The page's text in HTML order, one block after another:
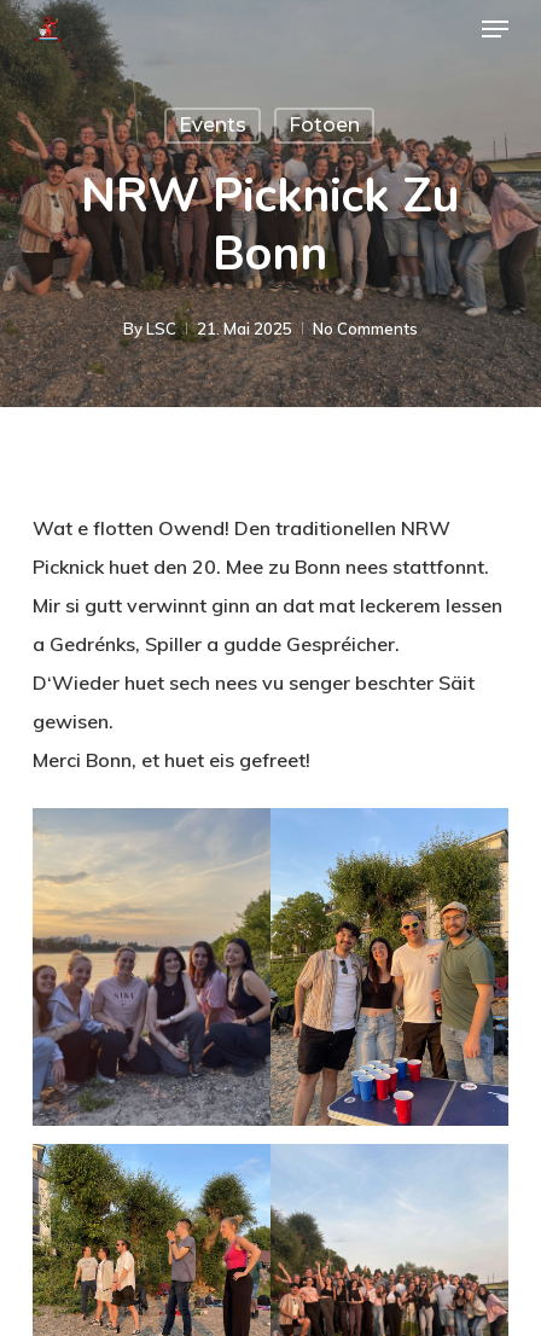
Skip
to
main
content
Menu
Events Fotoen
NRW Picknick Zu
Bonn
ByLSC 21. Mai 2025 No Comments
Wat e flotten Owend! Den traditionellen NRW
Picknick huet den 20. Mee zu Bonn nees stattfonnt.
Mir si gutt verwinnt ginn an dat mat leckerem Iessen
a Gedrénks, Spiller a gudde Gespréicher.
D‘Wieder huet sech nees vu senger beschter Säit
gewisen.
Merci Bonn, et huet eis gefreet!